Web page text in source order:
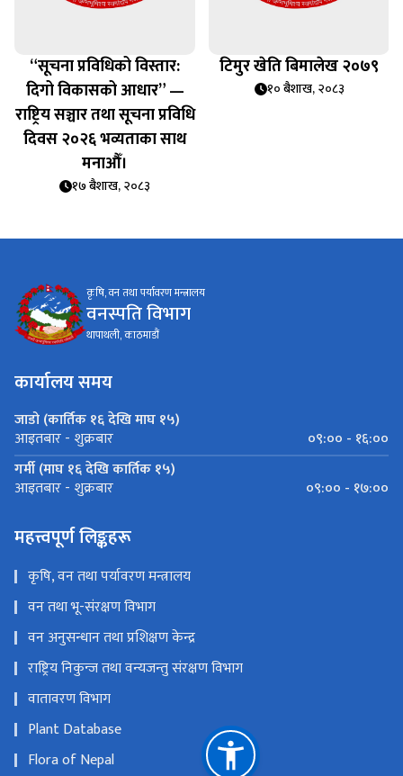
“सूचना प्रविधिको विस्तार:
दिगो विकासको आधार” —
राष्ट्रिय सञ्चार तथा सूचना प्रविधि
दिवस २०२६ भव्यताका साथ
मनाऔँ।
१७ बैशाख, २०८३
टिमुर खेति बिमालेख २०७९
१० बैशाख, २०८३
कृषि, वन तथा पर्यावरण मन्त्रालय
वनस्पति विभाग
थापाथली, काठमाडौं
कार्यालय समय
जाडो (कार्तिक १६ देखि माघ १५)
आइतबार - शुक्रबार
०९:०० - १६:००
गर्मी (माघ १६ देखि कार्तिक १५)
आइतबार - शुक्रबार ०९:०० - १७:००
महत्त्वपूर्ण लिङ्कहरू
कृषि, वन तथा पर्यावरण मन्त्रालय
वन तथा भू-संरक्षण विभाग
वन अनुसन्धान तथा प्रशिक्षण केन्द्र
राष्ट्रिय निकुन्ज तथा वन्यजन्तु संरक्षण विभाग
वातावरण विभाग
Plant Database
Flora of Nepal